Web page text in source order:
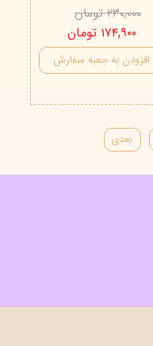
۲۳۰,۰۰۰ تومان
۱۷۴,۹۰۰ تومان
افزودن به جعبه سفارش
بعدی